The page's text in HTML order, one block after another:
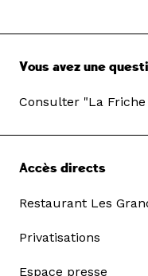
Vous avez une
Consulter "La Friche
Accès directs
Restaurant Les
Privatisations
Espace presse